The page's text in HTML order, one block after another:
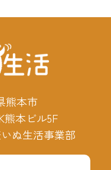
熊本市
熊本ビル5F
ぬ生活事業部